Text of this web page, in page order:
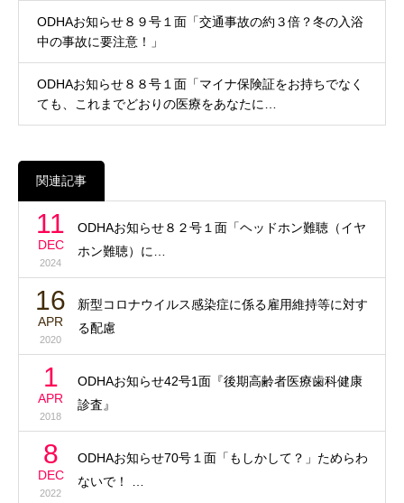
ODHAお知らせ８９号１面「交通事故の約３倍？冬の入浴
中の事故に要注意！」
ODHAお知らせ８８号１面「マイナ保険証をお持ちでなく
ても、これまでどおりの医療をあなたに…
関連記事
11
DEC
2024
ODHAお知らせ８２号１面「ヘッドホン難聴（イヤ
ホン難聴）に…
16
APR
2020
新型コロナウイルス感染症に係る雇用維持等に対す
る配慮
1
APR
2018
ODHAお知らせ42号1面『後期高齢者医療歯科健康
診査』
8
DEC
2022
ODHAお知らせ70号１面「もしかして？」ためらわ
ないで！ …